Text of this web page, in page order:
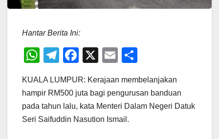
Hantar Berita Ini:
W
at
s
A
T
e
gr
a
F
c
e
b
X
E
ail ar
e
KUALA LUMPUR: Kerajaan membelanjakan
hampir RM500 juta bagi pengurusan banduan
pada tahun lalu, kata Menteri Dalam Negeri Datuk
Seri Saifuddin Nasution Ismail.